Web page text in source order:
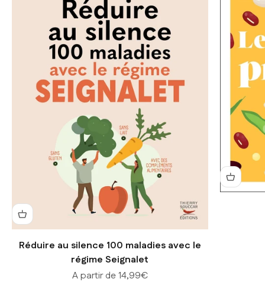
Réduire au silence 100 maladies avec le
régime Seignalet
Prix de vente
A partir de 14,99€